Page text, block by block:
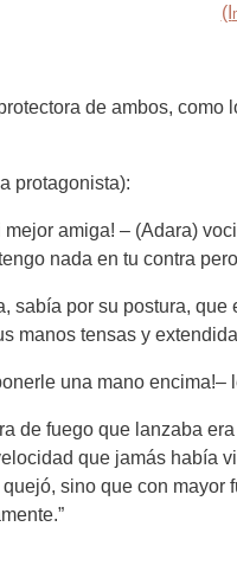
(I
de ambos,
protagonista):
amiga! – (Adara)
nada en tu contra
sabía por su postura,
manos tensas y
una mano
de fuego que lanzaba
que jamás había
sino que con